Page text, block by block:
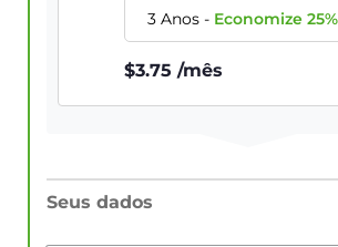
3 Anos- Economize25%
$3.75 /mês
Seus dados